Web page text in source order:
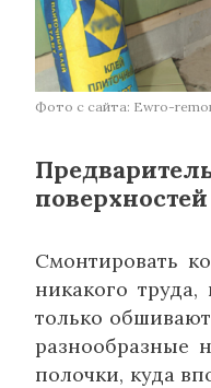
Фото с сайта: Ewro-
поверхностей
Смонтировать
никакого
только
разнообразные
полочки, куда